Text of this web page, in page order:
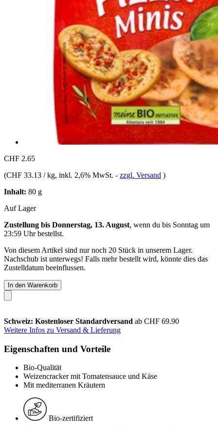
CHF 2.65
(CHF 33.13 / kg, inkl. 2,6% MwSt. - zzgl. Versand )
Inhalt: 80 g
Auf Lager
Zustellung bis Donnerstag, 13. August, wenn du bis Sonntag um
23:59 Uhrbestellst.
Von diesem Artikel sind nur noch 20 Stück in unserem Lager.
Nachschub ist unterwegs! Falls mehr bestellt wird, könnte dies das
Zustelldatum beeinflussen.
In den Warenkorb
Schweiz: Kostenloser Standardversand ab CHF 69.90
Weitere Infos zu Versand & Lieferung
Eigenschaften und Vorteile
Bio-Qualität
Weizencracker mit Tomatensauce und Käse
Mit mediterranen Kräutern
Bio-zertifiziert